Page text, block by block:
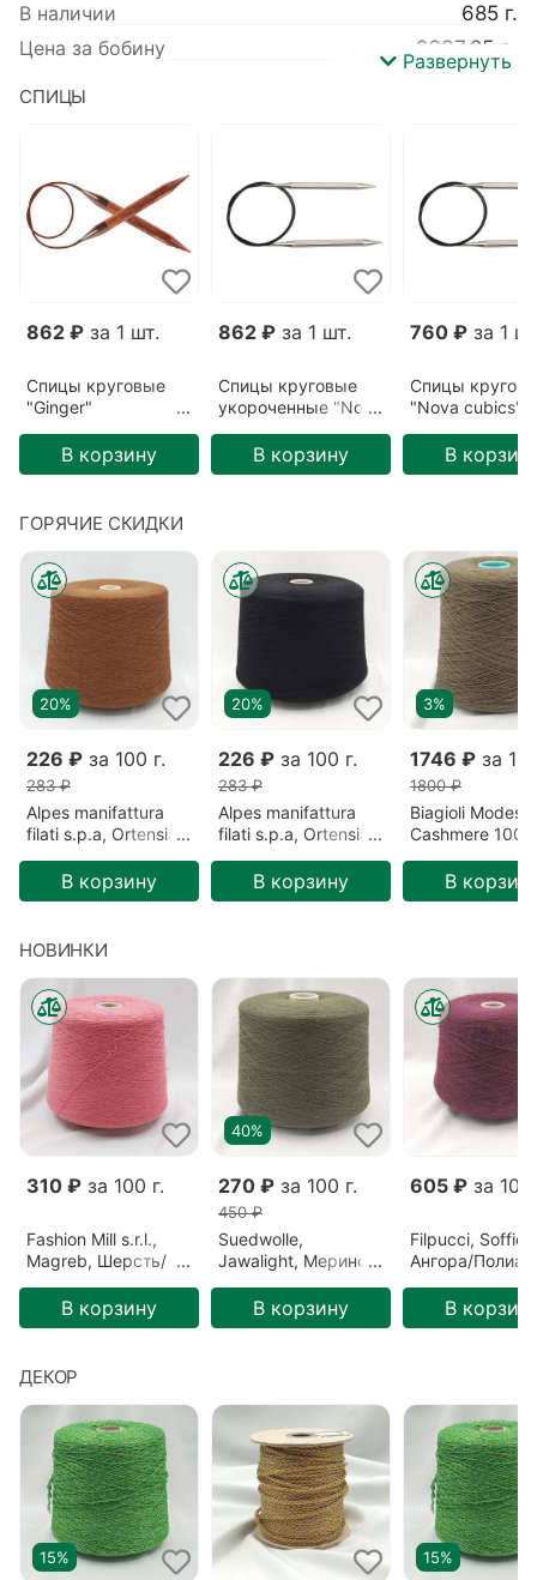
В наличии
685 г.
Цена за бобину
2637.25 р.
Базовый цвет
Синий,Черный
Метраж
2400 м/100 гр
Детальный состав
Ночной океан (542BLU)
Развернуть
СПИЦЫ
862 ₽ за 1 шт.
Спицы круговые
"Ginger"
В корзину
862 ₽ за 1 шт.
Спицы круговые
укороченные "Nova
5,5мм/40см
В корзину
760 ₽ за 1
Спицы
"Nova cubics"
В
ГОРЯЧИЕ СКИДКИ
20%
226 ₽ за 100 г.
283 ₽
Alpes manifattura
filati s.p.a, Ortensia,
Коричневый/Сигара
(2193)
В корзину
20%
226 ₽ за 100 г.
283 ₽
Alpes manifattura
filati s.p.a, Ortensia,
Черный/Безлунная
ночь (00836)
В корзину
3%
1746 ₽ за
1800 ₽
Biagioli
Cashmere
Готика
В
НОВИНКИ
310 ₽ за 100 г.
Fashion Mill s.r.l.,
Magreb, Шерсть/
Розовый/Ягода
(26640)
В корзину
40%
270 ₽ за 100 г.
450 ₽
Suedwolle,
Jawalight, Меринос,
(S6F72809)
В корзину
605 ₽ за 100
Filpucci, Soffio,
Ангора/
(213)В
ДЕКОР
15% 15%